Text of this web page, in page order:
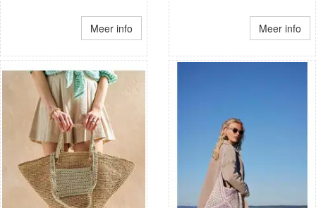
Meer info Meer info